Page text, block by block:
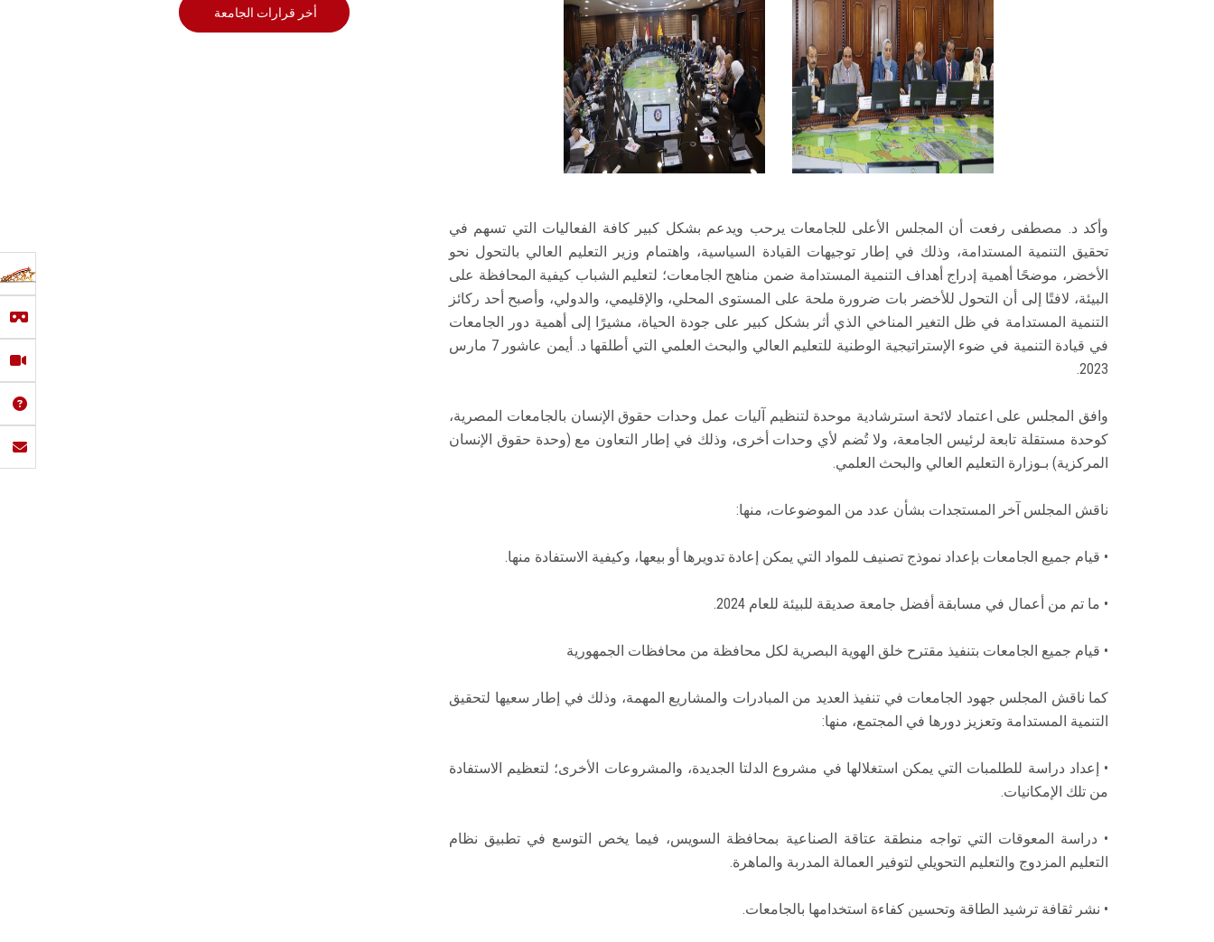
وأكد د. مصطفى رفعت أن المجلس الأعلى للجامعات يرحب ويدعم بشكل كبير كافة الفعاليات التي تسهم في
تحقيق التنمية المستدامة، وذلك في إطار توجيهات القيادة السياسية، واهتمام وزير التعليم العالي بالتحول نحو
الأخضر، موضحًا أهمية إدراج أهداف التنمية المستدامة ضمن مناهج الجامعات؛ لتعليم الشباب كيفية المحافظة على
البيئة، لافتًا إلى أن التحول للأخضر بات ضرورة ملحة على المستوى المحلي، والإقليمي، والدولي، وأصبح أحد ركائز
التنمية المستدامة في ظل التغير المناخي الذي أثر بشكل كبير على جودة الحياة، مشيرًا إلى أهمية دور الجامعات
في قيادة التنمية في ضوء الإستراتيجية الوطنية للتعليم العالي والبحث العلمي التي أطلقها د. أيمن عاشور 7 مارس
2023.
وافق المجلس على اعتماد لائحة استرشادية موحدة لتنظيم آليات عمل وحدات حقوق الإنسان بالجامعات المصرية،
كوحدة مستقلة تابعة لرئيس الجامعة، ولا تُضم لأي وحدات أخرى، وذلك في إطار التعاون مع (وحدة حقوق الإنسان
المركزية) بـوزارة التعليم العالي والبحث العلمي.
ناقش المجلس آخر المستجدات بشأن عدد من الموضوعات، منها:
• قيام جميع الجامعات بإعداد نموذج تصنيف للمواد التي يمكن إعادة تدويرها أو بيعها، وكيفية الاستفادة منها.
• ما تم من أعمال في مسابقة أفضل جامعة صديقة للبيئة للعام 2024.
• قيام جميع الجامعات بتنفيذ مقترح خلق الهوية البصرية لكل محافظة من محافظات الجمهورية
كما ناقش المجلس جهود الجامعات في تنفيذ العديد من المبادرات والمشاريع المهمة، وذلك في إطار سعيها لتحقيق
التنمية المستدامة وتعزيز دورها في المجتمع، منها:
• إعداد دراسة للطلمبات التي يمكن استغلالها في مشروع الدلتا الجديدة، والمشروعات الأخرى؛ لتعظيم الاستفادة
من تلك الإمكانيات.
• دراسة المعوقات التي تواجه منطقة عتاقة الصناعية بمحافظة السويس، فيما يخص التوسع في تطبيق نظام
التعليم المزدوج والتعليم التحويلي لتوفير العمالة المدربة والماهرة.
• نشر ثقافة ترشيد الطاقة وتحسين كفاءة استخدامها بالجامعات.
أخر قرارات الجامعة